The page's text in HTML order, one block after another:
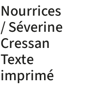
(Nouvelle
par
mail
Nourrices
/ Séverine
Cressan
Texte
imprimé